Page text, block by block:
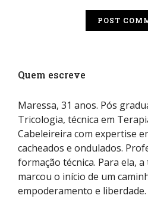
Quem escreve
Maressa, 31 anos. Pós
Tricologia, técnica em
Cabeleireira com expertise
cacheados e ondulados.
formação técnica. Para ela,
marcou o início de um
empoderamento e liberdade.